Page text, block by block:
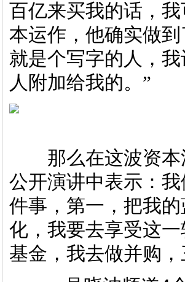
百亿来买我的话，
本运作，他确实做
就是个写字的人，
人附加给我的。”
那么在这波资本
公开演讲中表示：
件事，第一，把我
化，我要去享受这
基金，我去做并购